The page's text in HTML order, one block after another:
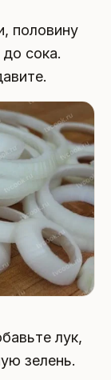
половину
сока.
лук,
зелень.